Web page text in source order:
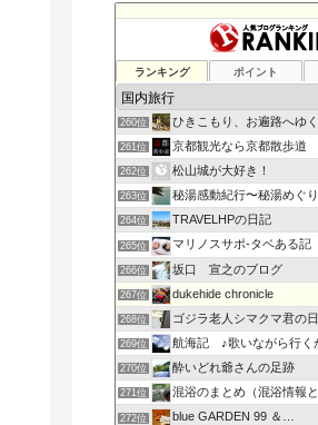
ランキング ポイント
260位 ひきこもり、お遍路へゆく
261位 京都観光なら京都散歩道
262位 松山城が大好き！
263位 秘湯感動紀行〜秘湯めぐ
264位 TRAVELHPの日記
265位 マリノスサポ-タベある記
266位 坂口 宣之のブログ
267位 dukehide chronicle
268位 ゴジラ老人シマクマ君の
269位 航海記 ♪歌いながら行く
270位 酔いどれ爺さんの足跡
271位 混浴のまとめ（混浴情報と
272位 blue GARDEN 99 ＆…